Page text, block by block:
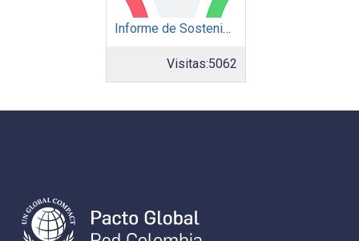
Informe de Sostenibilidad 2024: Parque Arauco
Visitas:5062